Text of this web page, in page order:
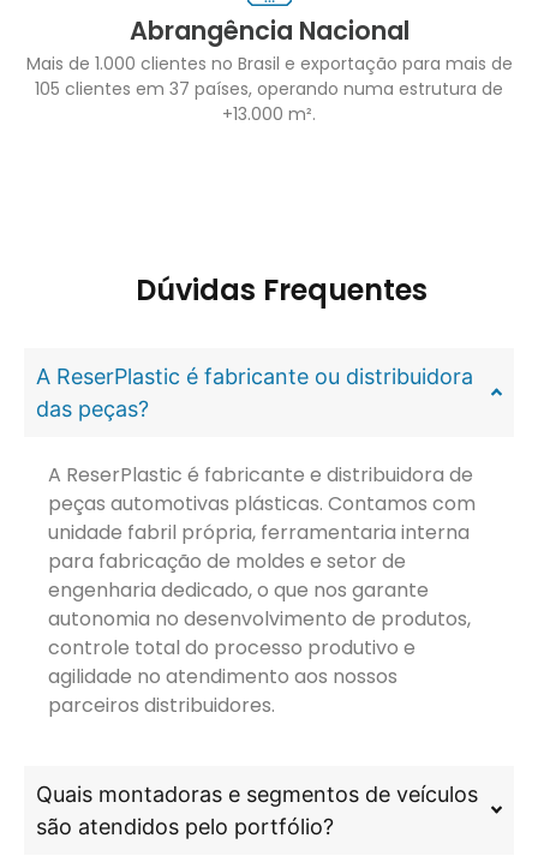
Abrangência Nacional
Mais de 1.000 clientes no Brasil e exportação para mais de
105 clientes em 37 países, operando numa estrutura de
+13.000 m².
Dúvidas Frequentes
A ReserPlastic é fabricante ou distribuidora
das peças?
A ReserPlastic é fabricante e distribuidora de
peças automotivas plásticas. Contamos com
unidade fabril própria, ferramentaria interna
para fabricação de moldes e setor de
engenharia dedicado, o que nos garante
autonomia no desenvolvimento de produtos,
controle total do processo produtivo e
agilidade no atendimento aos nossos
parceiros distribuidores.
Quais montadoras e segmentos de veículos
são atendidos pelo portfólio?